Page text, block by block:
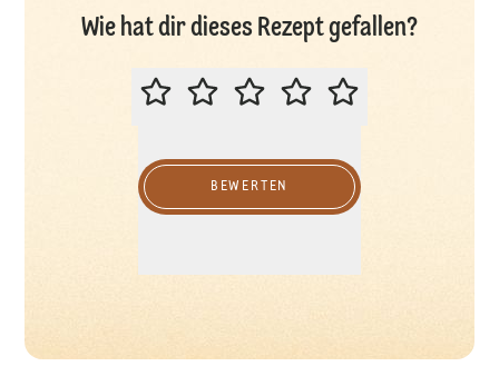
Wie hat dir dieses Rezept gefallen?
BITTE BEWERTEN SIE DIESES
BEWERTEN